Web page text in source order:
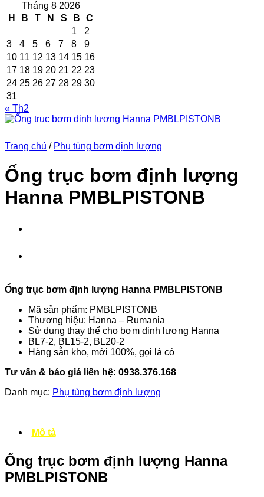
Tháng 8 2026
H
B T N S B
C
1
2
3
4 5 6 7 8
9
10 11 12 13 14 15 16
17 18 19 20 21 22 23
24 25 26 27 28 29 30
31
« Th2
Trang chủ / Phụ tùng bơm định lượng
Ống trục bơm định lượng
Hanna PMBLPISTONB
Ống trục bơm định lượng Hanna PMBLPISTONB
Mã sản phẩm: PMBLPISTONB
Thương hiệu: Hanna – Rumania
Sử dụng thay thế cho bơm định lượng Hanna
BL7-2, BL15-2, BL20-2
Hàng sẵn kho, mới 100%, gọi là có
Tư vấn & báo giá liên hệ: 0938.376.168
Danh mục: Phụ tùng bơm định lượng
Mô tả
Ống trục bơm định lượng Hanna
PMBLPISTONB